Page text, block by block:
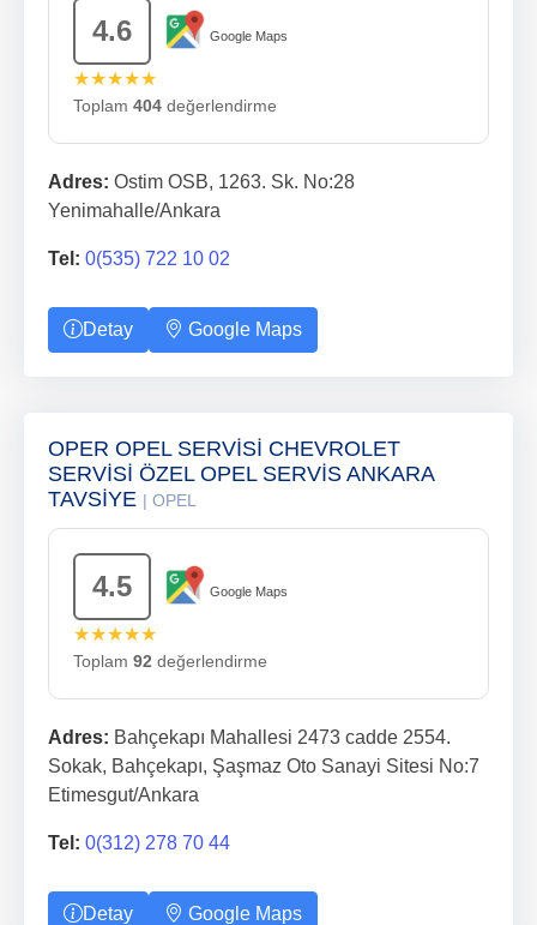
4.6 Google Maps
★★★★★
Toplam 404 değerlendirme
Adres: Ostim OSB, 1263. Sk. No:28
Yenimahalle/Ankara
Tel: 0(535) 722 10 02
Detay Google Maps
OPER OPEL SERVİSİ CHEVROLET
SERVİSİ ÖZEL OPEL SERVİS ANKARA
TAVSİYE | OPEL
4.5 Google Maps
★★★★★
Toplam 92 değerlendirme
Adres: Bahçekapı Mahallesi 2473 cadde 2554.
Sokak, Bahçekapı, Şaşmaz Oto Sanayi Sitesi No:7
Etimesgut/Ankara
Tel: 0(312) 278 70 44
Detay Google Maps